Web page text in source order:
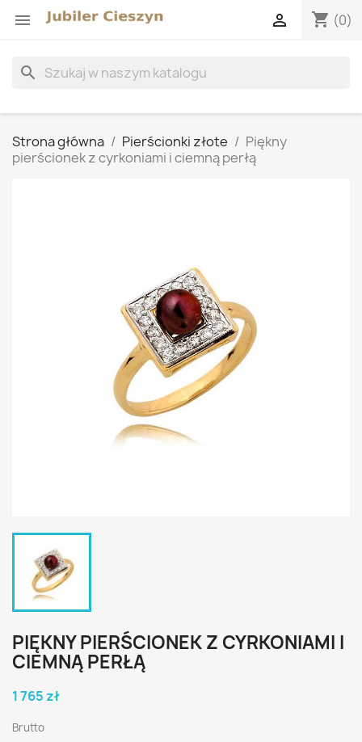
 shopping_cart (0)

search
Strona główna Pierścionki złote
Piękny
pierścionek z cyrkoniami i ciemną perłą
PIĘKNY PIERŚCIONEK Z CYRKONIAMI I
CIEMNĄ PERŁĄ
1 765 zł
Brutto